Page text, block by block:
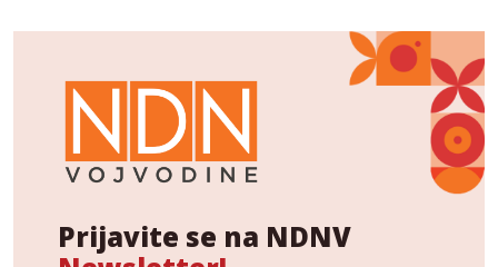
Prijavite se na NDNV